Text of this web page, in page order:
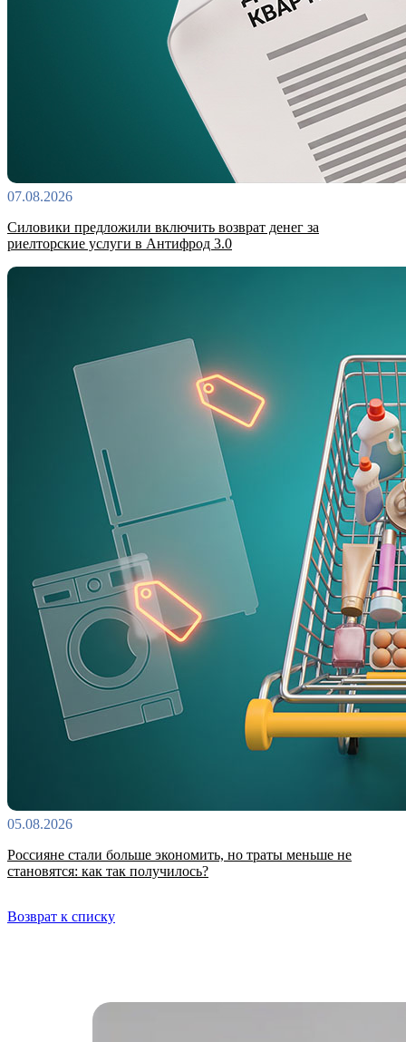
07.08.2026
Силовики предложили включить возврат денег за
риелторские услуги в Антифрод 3.0
05.08.2026
Россияне стали больше экономить, но траты меньше не
становятся: как так получилось?
Возврат к списку